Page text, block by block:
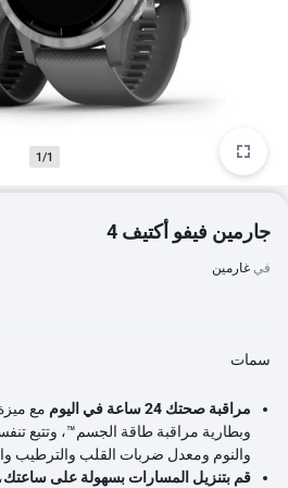
1/1
جارمين فيفو أكتيف 4
في غارمين
سمات
مراقبة صحتك 24 ساعة في اليوم
مع
وبطارية مراقبة طاقة الجسم™، وتتبع
والنوم ومعدل ضربات القلب والترطيب
قم بتنزيل المسارات بسهولة على ساعتك